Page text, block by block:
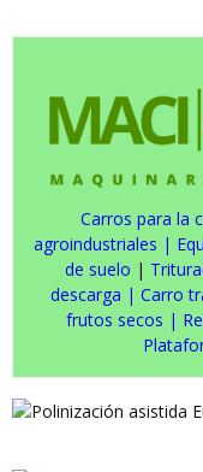
Carros para la
agroindustriales |
de suelo |
descarga | Carro
frutos secos |